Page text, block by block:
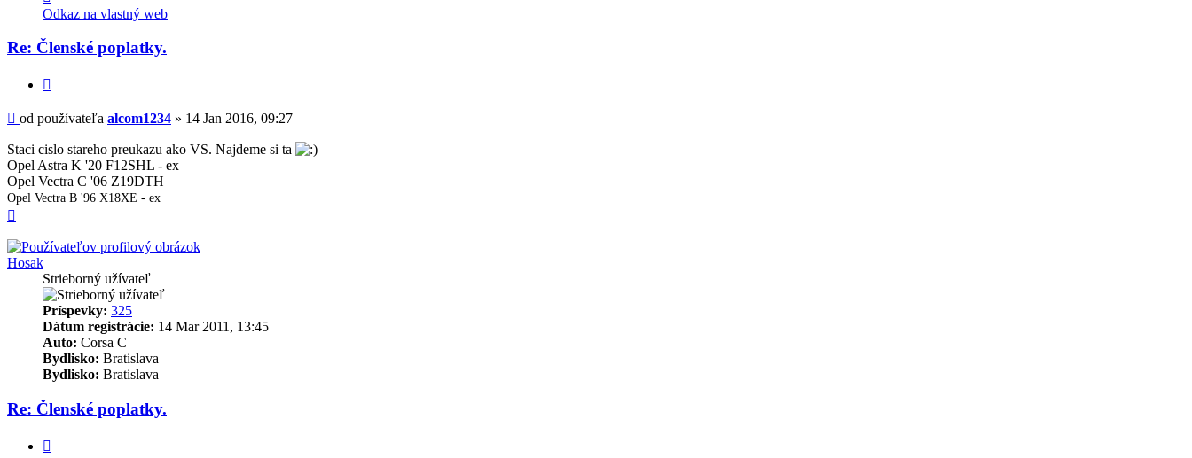
informácie
používateľa
-
alcom1234
Odkaz na vlastný web
Re: Členské poplatky.
Príspevok
od používateľa alcom1234 » 14 Jan 2016, 09:27
Staci cislo stareho preukazu ako VS. Najdeme si ta
Opel Astra K '20 F12SHL - ex
Opel Vectra C '06 Z19DTH
Opel Vectra B '96 X18XE - ex
Hosak
Strieborný užívateľ
Príspevky: 325
Dátum registrácie: 14 Mar 2011, 13:45
Auto: Corsa C
Bydlisko: Bratislava
Bydlisko: Bratislava
Re: Členské poplatky.